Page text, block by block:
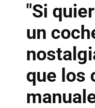
"Si
un
que los